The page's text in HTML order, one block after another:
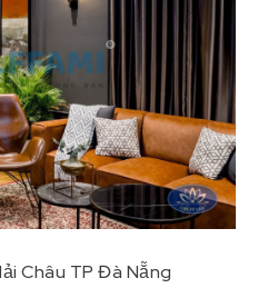
Châu TP Đà Nẵng